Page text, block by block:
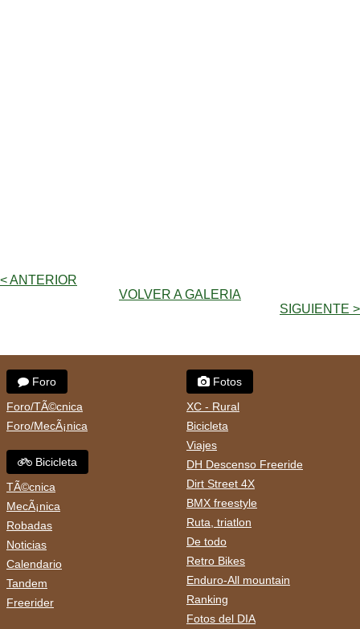
< ANTERIOR
VOLVER A GALERIA
SIGUIENTE >
Foro
Foro/TÃ©cnica
Foro/MecÃ¡nica
Bicicleta
TÃ©cnica
MecÃ¡nica
Robadas
Noticias
Calendario
Tandem
Freerider
Fotos
XC - Rural
Bicicleta
Viajes
DH Descenso Freeride
Dirt Street 4X
BMX freestyle
Ruta, triatlon
De todo
Retro Bikes
Enduro-All mountain
Ranking
Fotos del DIA